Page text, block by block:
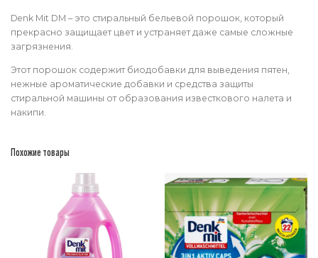
DM
Denk Mit DM – это стиральный бельевой порошок, который
прекрасно защищает цвет и устраняет даже самые сложные
загрязнения.
Этот порошок содержит биодобавки для выведения пятен,
нежные ароматические добавки и средства защиты
стиральной машины от образования известкового налета и
накипи.
Похожие товары